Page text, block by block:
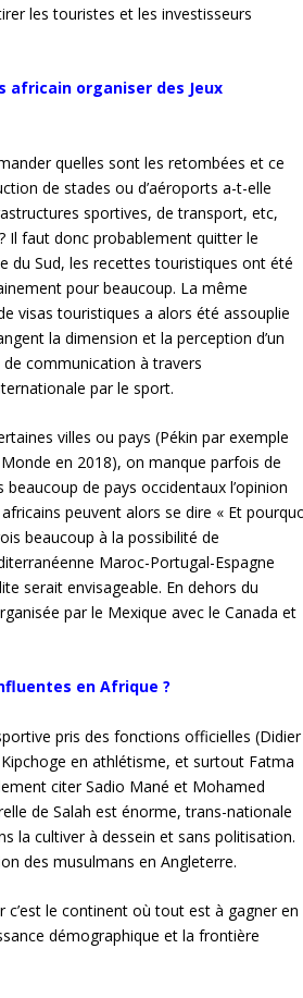
les touristes et les investisseurs
africain organiser des Jeux
quelles sont les retombées et ce
de stades ou d’aéroports a-t-elle
sportives, de transport, etc,
Il faut donc probablement quitter le
du Sud, les recettes touristiques ont été
pour beaucoup. La même
visas touristiques a alors été assouplie
la dimension et la perception d’un
de communication à travers
par le sport.
villes ou pays (Pékin par exemple
en 2018), on manque parfois de
de pays occidentaux l’opinion
peuvent alors se dire « Et
beaucoup à la possibilité de
Maroc-Portugal-Espagne
serait envisageable. En dehors du
par le Mexique avec le Canada et
en Afrique ?
pris des fonctions officielles (Didier
en athlétisme, et surtout Fatma
citer Sadio Mané et Mohamed
de Salah est énorme, trans-nationale
la cultiver à dessein et sans politisation.
des musulmans en Angleterre.
c’est le continent où tout est à gagner en
démographique et la frontière